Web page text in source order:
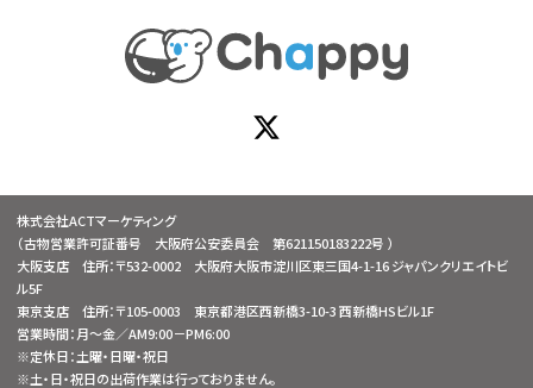
株式会社ACTマーケティング
（古物営業許可証番号 大阪府公安委員会 第621150183222号 ）
大阪支店 住所：〒532-0002 大阪府大阪市淀川区東三国4-1-16 ジャパンクリエイトビ
ル5F
東京支店 住所：〒105-0003 東京都港区西新橋3-10-3 西新橋HSビル1F
営業時間：月～金／AM9:00－PM6:00
※定休日：土曜・日曜・祝日
※土・日・祝日の出荷作業は行っておりません。